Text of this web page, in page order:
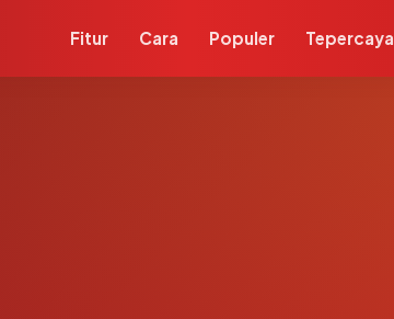
Fitur Cara Populer Tepercaya